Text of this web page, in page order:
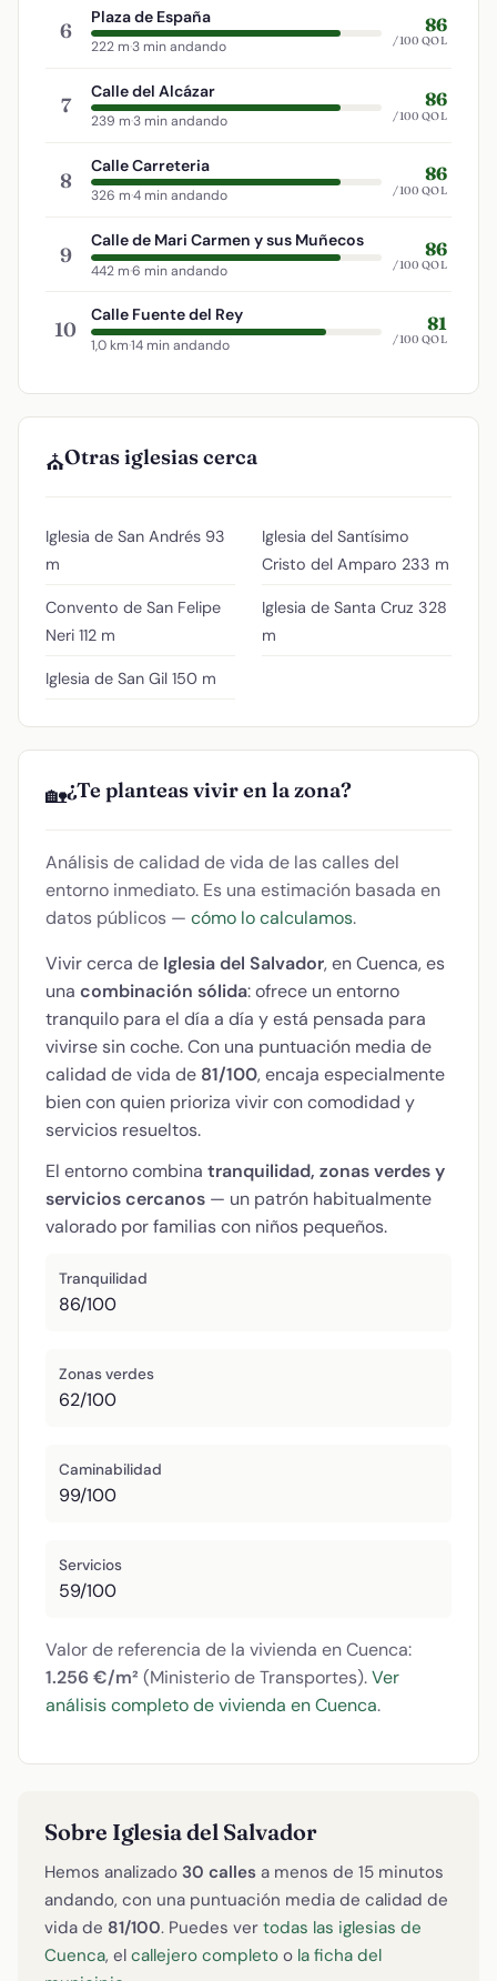
6
Plaza de España
222 m·3 min andando
86
/100 QOL
7
Calle del Alcázar
239 m·3 min andando
86
/100 QOL
8
Calle Carreteria
326 m·4 min andando
86
/100 QOL
9
Calle de Mari Carmen y sus Muñecos
442 m·6 min andando
86
/100 QOL
10
Calle Fuente del Rey
1,0 km·14 min andando
81
/100 QOL
⛪Otras iglesias cerca
Iglesia de San Andrés 93
m
Convento de San Felipe
Neri 112 m
Iglesia de San Gil 150 m
Iglesia del Santísimo
Cristo del Amparo 233 m
Iglesia de Santa Cruz 328
m
🏡¿Te planteas vivir en la zona?
Análisis de calidad de vida de las calles del
entorno inmediato. Es una estimación basada en
datos públicos — cómo lo calculamos.
Vivir cerca de Iglesia del Salvador, en Cuenca, es
una combinación sólida: ofrece un entorno
tranquilo para el día a día y está pensada para
vivirse sin coche. Con una puntuación media de
calidad de vida de 81/100, encaja especialmente
bien con quien prioriza vivir con comodidad y
servicios resueltos.
El entorno combina tranquilidad, zonas verdes y
servicios cercanos — un patrón habitualmente
valorado por familias con niños pequeños.
Tranquilidad
86/100
Zonas verdes
62/100
Caminabilidad
99/100
Servicios
59/100
Valor de referencia de la vivienda en Cuenca:
1.256 €/m² (Ministerio de Transportes).Ver
análisis completo de vivienda en Cuenca.
Sobre Iglesia del Salvador
Hemos analizado 30 calles a menos de 15 minutos
andando, con una puntuación media de calidad de
vida de 81/100. Puedes ver todas las iglesias de
Cuenca, el callejero completo o la ficha del